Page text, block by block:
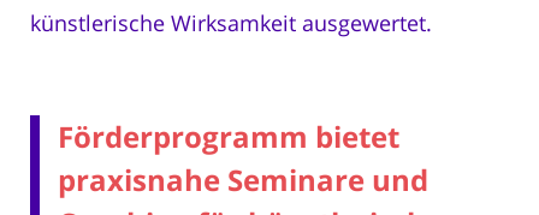
künstlerische Wirksamkeit ausgewertet.
Förderprogramm bietet
praxisnahe Seminare und